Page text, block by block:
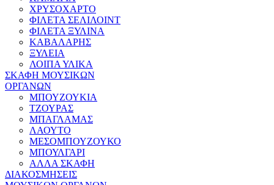
ΧΡΥΣΟΧΑΡΤΟ
ΦΙΛΕΤΑ ΣΕΛΙΛΟΙΝΤ
ΦΙΛΕΤΑ ΞΥΛΙΝΑ
ΚΑΒΑΛΑΡΗΣ
ΞΥΛΕΙΑ
ΛΟΙΠΑ ΥΛΙΚΑ
ΣΚΑΦΗ ΜΟΥΣΙΚΩΝ
ΟΡΓΑΝΩΝ
ΜΠΟΥΖΟΥΚΙΑ
ΤΖΟΥΡΑΣ
ΜΠΑΓΛΑΜΑΣ
ΛΑΟΥΤΟ
ΜΕΣΟΜΠΟΥΖΟΥΚΟ
ΜΠΟΥΛΓΑΡΙ
ΑΛΛΑ ΣΚΑΦΗ
ΔΙΑΚΟΣΜΗΣΕΙΣ